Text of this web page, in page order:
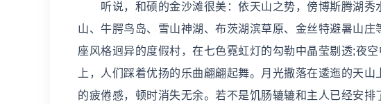
听说，和硕的金沙滩很美：依天山之势，傍博斯腾湖秀
山、牛腭鸟岛、雪山神湖、布茨湖滨草原、金丝特避暑山
座风格迥异的度假村，在七色霓虹灯的勾勒中晶莹剔透;夜
上，人们踩着优扬的乐曲翩翩起舞。月光撒落在逶迤的天
的疲倦感，顿时消失无余。若不是饥肠辘辘和主人已经安